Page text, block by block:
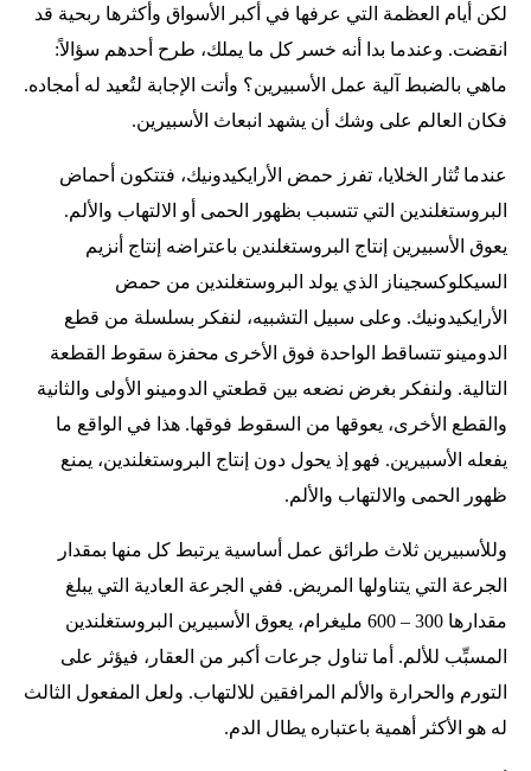
لكن أيام العظمة التي عرفها في أكبر الأسواق وأكثرها ربحية قد
انقضت. وعندما بدا أنه خسر كل ما يملك، طرح أحدهم سؤالاً:
ماهي بالضبط آلية عمل الأسبيرين؟ وأتت الإجابة لتُعيد له أمجاده.
فكان العالم على وشك أن يشهد انبعاث الأسبيرين.
عندما تُثار الخلايا، تفرز حمض الأرايكيدونيك، فتتكون أحماض
البروستغلندين التي تتسبب بظهور الحمى أو الالتهاب والألم.
يعوق الأسبيرين إنتاج البروستغلندين باعتراضه إنتاج أنزيم
السيكلوكسجيناز الذي يولد البروستغلندين من حمض
الأرايكيدونيك. وعلى سبيل التشبيه، لنفكر بسلسلة من قطع
الدومينو تتساقط الواحدة فوق الأخرى محفزة سقوط القطعة
التالية. ولنفكر بغرض نضعه بين قطعتي الدومينو الأولى والثانية
والقطع الأخرى، يعوقها من السقوط فوقها. هذا في الواقع ما
يفعله الأسبيرين. فهو إذ يحول دون إنتاج البروستغلندين، يمنع
ظهور الحمى والالتهاب والألم.
وللأسبيرين ثلاث طرائق عمل أساسية يرتبط كل منها بمقدار
الجرعة التي يتناولها المريض. ففي الجرعة العادية التي يبلغ
مقدارها 300 – 600 مليغرام، يعوق الأسبيرين البروستغلندين
المسبِّب للألم. أما تناول جرعات أكبر من العقار، فيؤثر على
التورم والحرارة والألم المرافقين للالتهاب. ولعل المفعول الثالث
له هو الأكثر أهمية باعتباره يطال الدم.